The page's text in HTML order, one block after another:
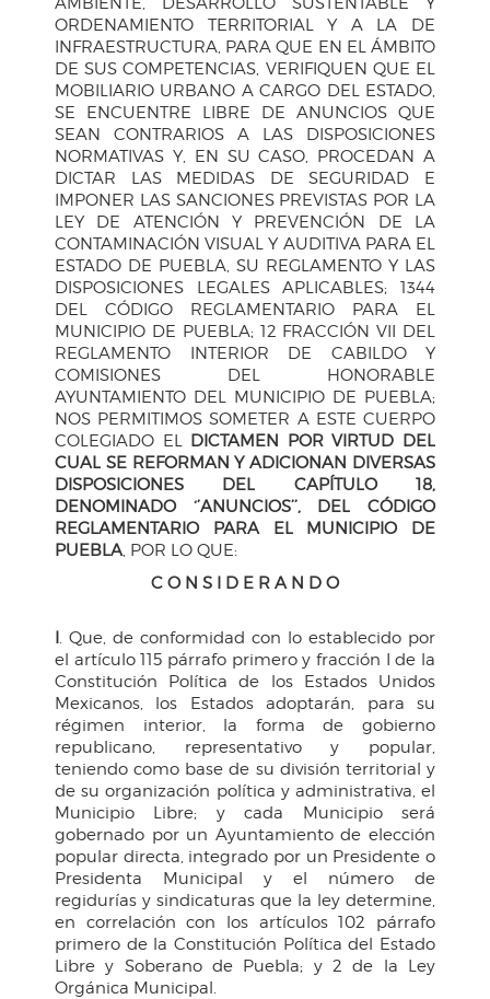
ORDENAMIENTO TERRITORIAL Y A LA DE
INFRAESTRUCTURA, PARA QUE EN EL ÁMBITO
DE SUS COMPETENCIAS, VERIFIQUEN QUE EL
MOBILIARIO URBANO A CARGO DEL ESTADO,
SE ENCUENTRE LIBRE DE ANUNCIOS QUE
SEAN CONTRARIOS A LAS DISPOSICIONES
NORMATIVAS Y, EN SU CASO, PROCEDAN A
DICTAR LAS MEDIDAS DE SEGURIDAD E
IMPONER LAS SANCIONES PREVISTAS POR LA
LEY DE ATENCIÓN Y PREVENCIÓN DE LA
CONTAMINACIÓN VISUAL Y AUDITIVA PARA EL
ESTADO DE PUEBLA, SU REGLAMENTO Y LAS
DISPOSICIONES LEGALES APLICABLES; 1344
DEL CÓDIGO REGLAMENTARIO PARA EL
MUNICIPIO DE PUEBLA; 12 FRACCIÓN VII DEL
REGLAMENTO INTERIOR DE CABILDO Y
COMISIONES DEL HONORABLE
AYUNTAMIENTO DEL MUNICIPIO DE PUEBLA;
NOS PERMITIMOS SOMETER A ESTE CUERPO
COLEGIADO EL DICTAMEN POR VIRTUD DEL
CUAL SE REFORMAN Y ADICIONAN DIVERSAS
DISPOSICIONES DEL CAPÍTULO 18,
DENOMINADO ‘’ANUNCIOS’’, DEL CÓDIGO
REGLAMENTARIO PARA EL MUNICIPIO DE
PUEBLA , POR LO QUE:
C O N S I D E R A N D O
I . Que, de conformidad con lo establecido por
el artículo 115 párrafo primero y fracción I de la
Constitución Política de los Estados Unidos
Mexicanos, los Estados adoptarán, para su
régimen interior, la forma de gobierno
republicano, representativo y popular,
teniendo como base de su división territorial y
de su organización política y administrativa, el
Municipio Libre; y cada Municipio será
gobernado por un Ayuntamiento de elección
popular directa, integrado por un Presidente o
Presidenta Municipal y el número de
regidurías y sindicaturas que la ley determine,
en correlación con los artículos 102 párrafo
primero de la Constitución Política del Estado
Libre y Soberano de Puebla; y 2 de la Ley
Orgánica Municipal.